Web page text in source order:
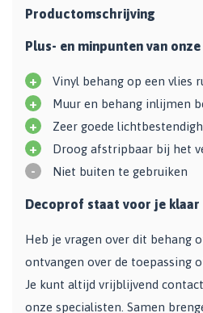
Productomschrijving
Plus- en minpunten van
+ Vinyl behang op een vlies
+ Muur en behang inlijmen
+ Zeer goede
+ Droog afstripbaar bij het
- Niet buiten te gebruiken
Decoprof staat voor je klaar
Heb je vragen over dit behang
ontvangen over de toepassing
Je kunt altijd vrijblijvend
onze specialisten. Samen